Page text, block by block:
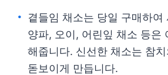
곁들임 채소는 당일 구매하여
양파, 오이, 어린잎 채소 등은
해줍니다. 신선한 채소는 참
돋보이게 만듭니다.